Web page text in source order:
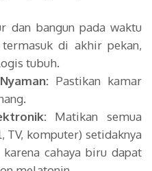
dan bangun pada waktu
di akhir pekan,
tubuh.
Pastikan kamar
Matikan semua
komputer) setidaknya
cahaya biru dapat